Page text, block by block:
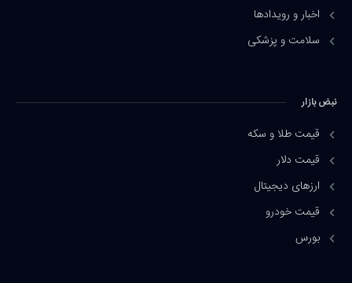
اخبار و رویدادها
سلامت و پزشکی
نبض بازار
قیمت طلا و سکه
قیمت دلار
ارزهای دیجیتال
قیمت خودرو
بورس